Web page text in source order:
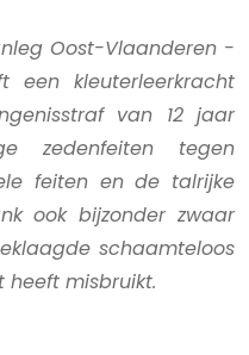
Oost-Vlaanderen -
een kleuterleerkracht
van 12 jaar
zedenfeiten tegen
feiten en de talrijke
ook bijzonder zwaar
schaamteloos
heeft misbruikt.